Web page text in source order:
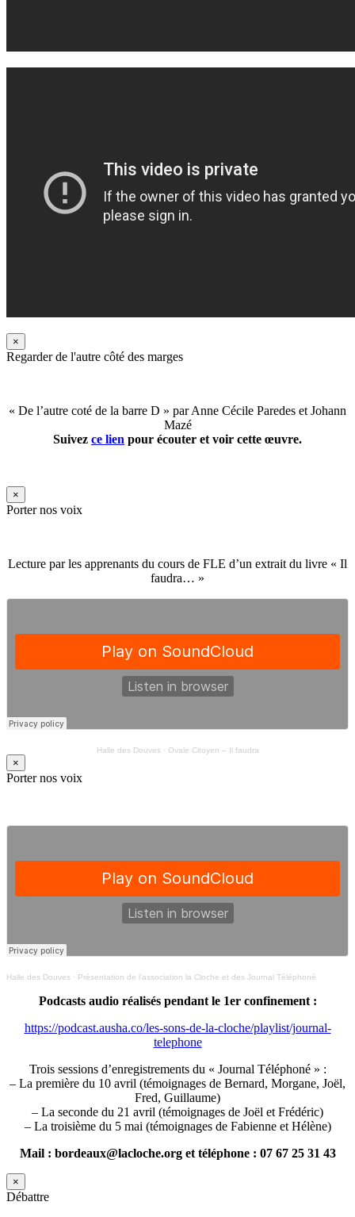
×
Regarder de l'autre côté des marges
« De l’autre coté de la barre D » par Anne Cécile Paredes et Johann
Mazé
Suivez ce lien pour écouter et voir cette œuvre.
×
Porter nos voix
Lecture par les apprenants du cours de FLE d’un extrait du livre « Il
faudra… »
Halle des Douves· Ovale Citoyen – Il faudra
×
Porter nos voix
Halle des Douves · Présentation de l’association la Cloche et des Journal Téléphoné
Podcasts audio réalisés pendant le 1er confinement :
https://podcast.ausha.co/les-sons-de-la-cloche/playlist/journal-
telephone
Trois sessions d’enregistrements du « Journal Téléphoné » :
– La première du 10 avril (témoignages de Bernard, Morgane, Joël,
Fred, Guillaume)
– La seconde du 21 avril (témoignages de Joël et Frédéric)
– La troisième du 5 mai (témoignages de Fabienne et Hélène)
Mail : bordeaux@lacloche.org et téléphone : 07 67 25 31 43
×
Débattre